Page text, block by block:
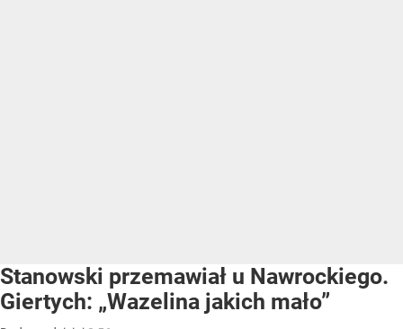
Stanowski przemawiał u Nawrockiego.
Giertych: „Wazelina jakich mało”